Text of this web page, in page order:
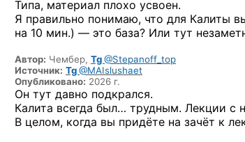
Типа, материал плохо усвоен.
Я правильно понимаю, что для Калиты
на 10 мин.) — это база? Или тут
Автор: Чембер, Tg@Stepanoff_top
Источник: Tg@MAIslushaet
Опубликовано: 2026 г.
Он тут давно подкрался.
Калита всегда был… трудным. Лекции с
В целом, когда вы придёте на зачёт к